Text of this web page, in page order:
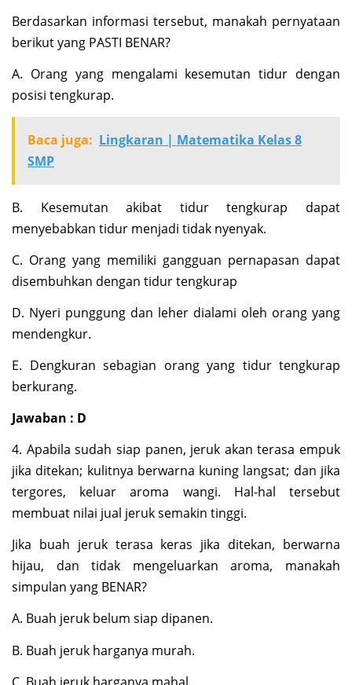
Berdasarkan informasi tersebut, manakah pernyataan
berikut yang PASTI BENAR?
A. Orang yang mengalami kesemutan tidur dengan
posisi tengkurap.
Baca juga: Lingkaran | Matematika Kelas 8
SMP
B. Kesemutan akibat tidur tengkurap dapat
menyebabkan tidur menjadi tidak nyenyak.
C. Orang yang memiliki gangguan pernapasan dapat
disembuhkan dengan tidur tengkurap
D. Nyeri punggung dan leher dialami oleh orang yang
mendengkur.
E. Dengkuran sebagian orang yang tidur tengkurap
berkurang.
Jawaban : D
4. Apabila sudah siap panen, jeruk akan terasa empuk
jika ditekan; kulitnya berwarna kuning langsat; dan jika
tergores, keluar aroma wangi. Hal-hal tersebut
membuat nilai jual jeruk semakin tinggi.
Jika buah jeruk terasa keras jika ditekan, berwarna
hijau, dan tidak mengeluarkan aroma, manakah
simpulan yang BENAR?
A. Buah jeruk belum siap dipanen.
B. Buah jeruk harganya murah.